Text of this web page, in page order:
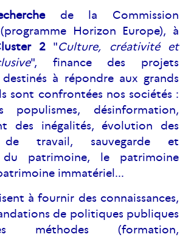
de la Commission
Horizon Europe), à
2 "Culture, créativité et
", finance des projets
à répondre aux grands
sont confrontées nos sociétés :
populismes, désinformation,
des inégalités, évolution des
de travail, sauvegarde et
du patrimoine, le patrimoine
immatériel...
à fournir des connaissances,
de politiques publiques
méthodes (formation,